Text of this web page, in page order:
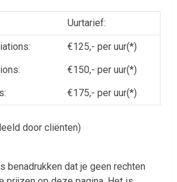
Uurtarief:
€125,- per uur(*)
€150,- per uur(*)
€175,- per uur(*)
door cliënten)
benadrukken dat je geen rechten